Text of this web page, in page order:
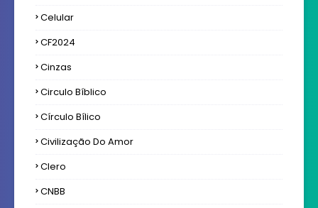
Celular
CF2024
Cinzas
Circulo Bíblico
Círculo Bílico
Civilização Do Amor
Clero
CNBB